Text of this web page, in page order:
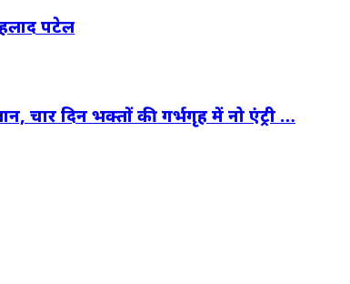
पटेल
चार दिन भक्तों की गर्भगृह में नो एंट्री …